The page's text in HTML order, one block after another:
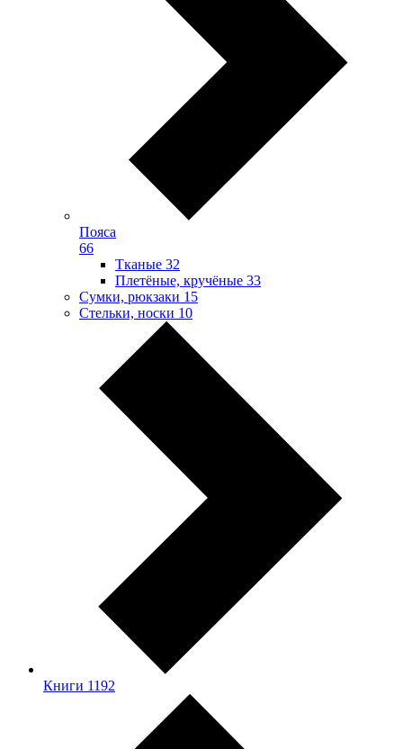
Пояса
66
Тканые 32
Плетёные, кручёные 33
Сумки, рюкзаки 15
Стельки, носки 10
Книги 1192